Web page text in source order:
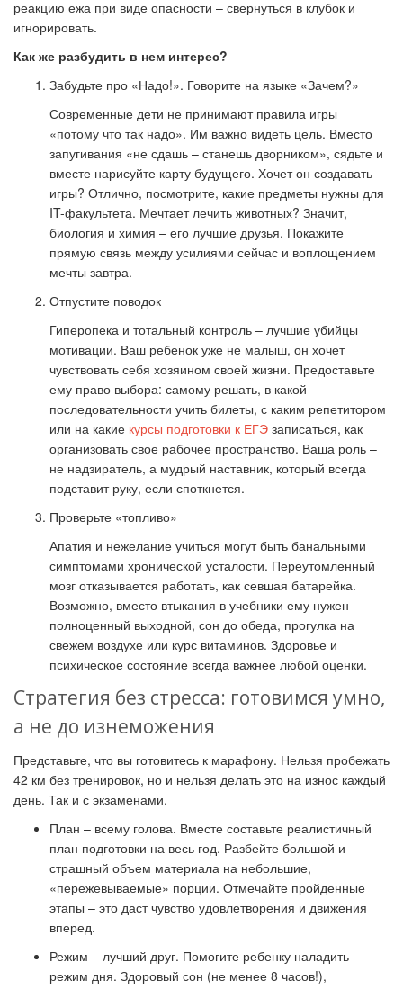
реакцию ежа при виде опасности – свернуться в клубок и
игнорировать.
Как же разбудить в нем интерес?
Забудьте про «Надо!». Говорите на языке «Зачем?»
Современные дети не принимают правила игры
«потому что так надо». Им важно видеть цель. Вместо
запугивания «не сдашь – станешь дворником», сядьте и
вместе нарисуйте карту будущего. Хочет он создавать
игры? Отлично, посмотрите, какие предметы нужны для
IT-факультета. Мечтает лечить животных? Значит,
биология и химия – его лучшие друзья. Покажите
прямую связь между усилиями сейчас и воплощением
мечты завтра.
Отпустите поводок
Гиперопека и тотальный контроль – лучшие убийцы
мотивации. Ваш ребенок уже не малыш, он хочет
чувствовать себя хозяином своей жизни. Предоставьте
ему право выбора: самому решать, в какой
последовательности учить билеты, с каким репетитором
или на какие курсы подготовки к ЕГЭ записаться, как
организовать свое рабочее пространство. Ваша роль –
не надзиратель, а мудрый наставник, который всегда
подставит руку, если споткнется.
Проверьте «топливо»
Апатия и нежелание учиться могут быть банальными
симптомами хронической усталости. Переутомленный
мозг отказывается работать, как севшая батарейка.
Возможно, вместо втыкания в учебники ему нужен
полноценный выходной, сон до обеда, прогулка на
свежем воздухе или курс витаминов. Здоровье и
психическое состояние всегда важнее любой оценки.
Стратегия без стресса: готовимся умно,
а не до изнеможения
Представьте, что вы готовитесь к марафону. Нельзя пробежать
42 км без тренировок, но и нельзя делать это на износ каждый
день. Так и с экзаменами.
План – всему голова. Вместе составьте реалистичный
план подготовки на весь год. Разбейте большой и
страшный объем материала на небольшие,
«пережевываемые» порции. Отмечайте пройденные
этапы – это даст чувство удовлетворения и движения
вперед.
Режим – лучший друг. Помогите ребенку наладить
режим дня. Здоровый сон (не менее 8 часов!),